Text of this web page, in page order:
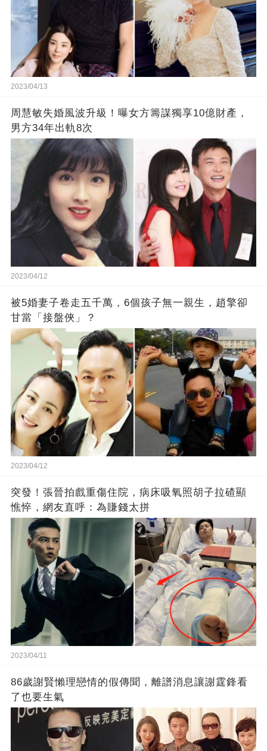
2023/04/13
周慧敏失婚風波升級！曝女方籌謀獨享10億財產，
男方34年出軌8次
2023/04/12
被5婚妻子卷走五千萬，6個孩子無一親生，趙擎卻
甘當「接盤俠」？
2023/04/12
突發！張晉拍戲重傷住院，病床吸氧照胡子拉碴顯
憔悴，網友直呼：為賺錢太拼
2023/04/11
86歲謝賢懶理戀情的假傳聞，離譜消息讓謝霆鋒看
了也要生氣